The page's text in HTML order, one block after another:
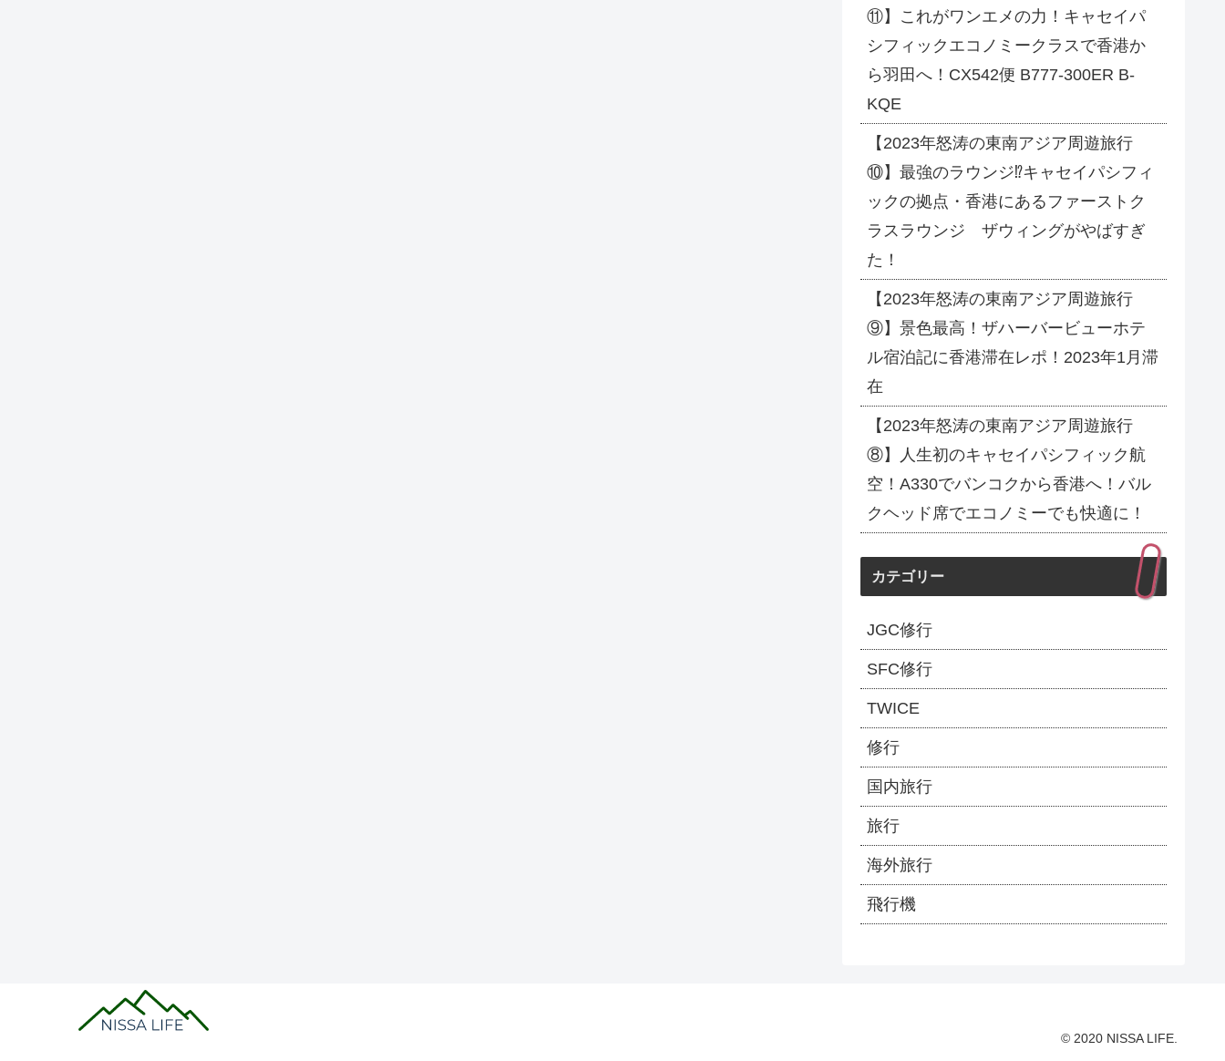
⑪】これがワンエメの力！キャセイパ
シフィックエコノミークラスで香港か
ら羽田へ！CX542便 B777-300ER B-
KQE
【2023年怒涛の東南アジア周遊旅行
⑩】最強のラウンジ⁉キャセイパシフィ
ックの拠点・香港にあるファーストク
ラスラウンジ ザウィングがやばすぎ
た！
【2023年怒涛の東南アジア周遊旅行
⑨】景色最高！ザハーバービューホテ
ル宿泊記に香港滞在レポ！2023年1月滞
在
【2023年怒涛の東南アジア周遊旅行
⑧】人生初のキャセイパシフィック航
空！A330でバンコクから香港へ！バル
クヘッド席でエコノミーでも快適に！
カテゴリー
JGC修行
SFC修行
TWICE
修行
国内旅行
旅行
海外旅行
飛行機
© 2020 NISSA LIFE.